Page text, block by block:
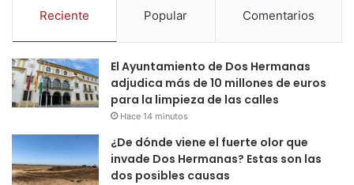
Reciente Popular Comentarios
El Ayuntamiento de Dos Hermanas
adjudica más de 10 millones de euros
para la limpieza de las calles
Hace 14 minutos
¿De dónde viene el fuerte olor que
invade Dos Hermanas? Estas son las
dos posibles causas